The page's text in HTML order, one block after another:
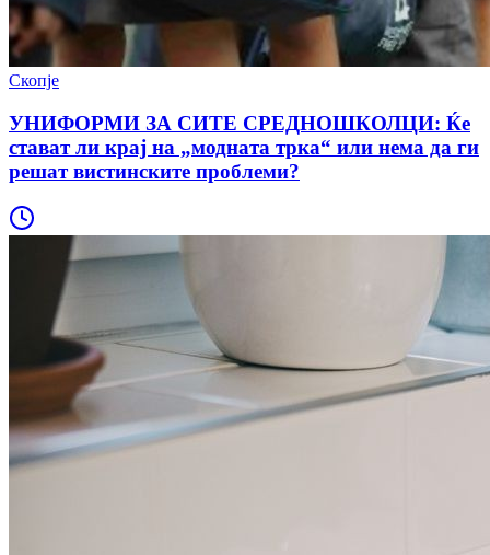
Скопје
УНИФОРМИ ЗА СИТЕ СРЕДНОШКОЛЦИ: Ќе
стават ли крај на „модната трка“ или нема да ги
решат вистинските проблеми?